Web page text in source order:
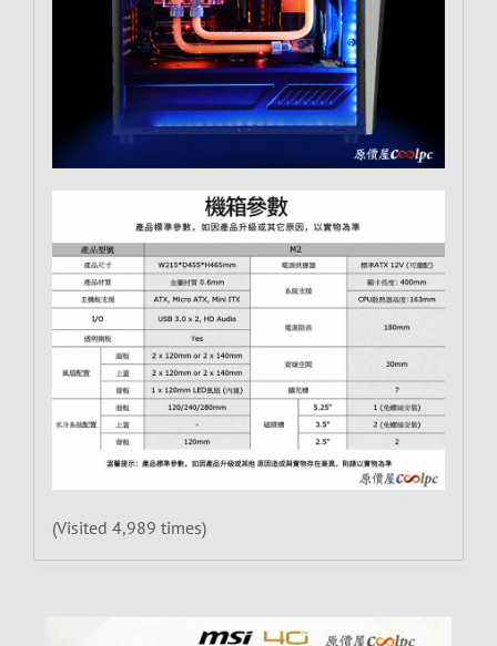
(Visited 4,989 times)